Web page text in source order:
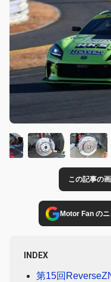
この記事の
Motor Fan の
INDEX
第15回